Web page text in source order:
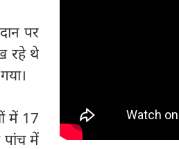
पर
रहे थे
में 17
में